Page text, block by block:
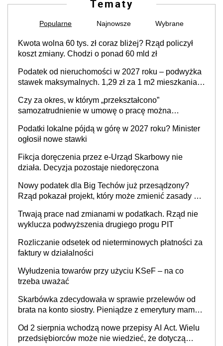
Tematy
Popularne Najnowsze Wybrane
Kwota wolna 60 tys. zł coraz bliżej? Rząd policzył
koszt zmiany. Chodzi o ponad 60 mld zł
Podatek od nieruchomości w 2027 roku – podwyżka
stawek maksymalnych. 1,29 zł za 1 m2 mieszkania,
prowadzeniem działalności gospodarczej
Czy za okres, w którym „przekształcono”
samozatrudnienie w umowę o pracę można
cywilnoprawnej jedynym racjonalnym wyjściem
Podatki lokalne pójdą w górę w 2027 roku? Minister
ogłosił nowe stawki
Fikcja doręczenia przez e-Urząd Skarbowy nie
działa. Decyzja pozostaje niedoręczona
Nowy podatek dla Big Techów już przesądzony?
Rząd pokazał projekt, który może zmienić zasady gry
Trwają prace nad zmianami w podatkach. Rząd nie
wyklucza podwyższenia drugiego progu PIT
Rozliczanie odsetek od nieterminowych płatności za
faktury w działalności
Wyłudzenia towarów przy użyciu KSeF – na co
trzeba uważać
Skarbówka zdecydowała w sprawie przelewów od
brata na konto siostry. Pieniądze z emerytury mamy
będzie
Od 2 sierpnia wchodzą nowe przepisy AI Act. Wielu
przedsiębiorców może nie wiedzieć, że dotyczą